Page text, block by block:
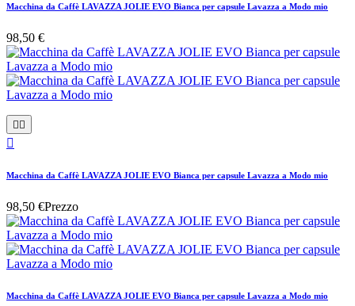
Macchina da Caffè LAVAZZA JOLIE EVO Bianca per capsule Lavazza a Modo mio
98,50 €


Macchina da Caffè LAVAZZA JOLIE EVO Bianca per capsule Lavazza a Modo mio
98,50 €Prezzo
Macchina da Caffè LAVAZZA JOLIE EVO Bianca per capsule Lavazza a Modo mio